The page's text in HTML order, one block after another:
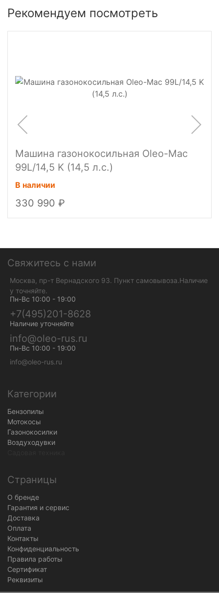
Рекомендуем посмотреть
Машина газонокосильная Oleo-Mac
99L/14,5 K (14,5 л.с.)
В наличии
330 990
Свяжитесь с нами
Москва, пр-т Вернадского 93. Пункт самовывоза.Наличие
у точняйте.
Пн-Вс 10:00 - 19:00
+7(495)201-8628
Наличие уточняйте
info@oleo-rus.ru
Пн-Вс 10:00 - 19:00
info@oleo-rus.ru
Категории
Бензопилы
Мотокосы
Газонокосилки
Воздуходувки
Страницы
О бренде
Гарантия и сервис
Доставка
Оплата
Контакты
Конфиденциальность
Правила работы
Сертификат
Реквизиты